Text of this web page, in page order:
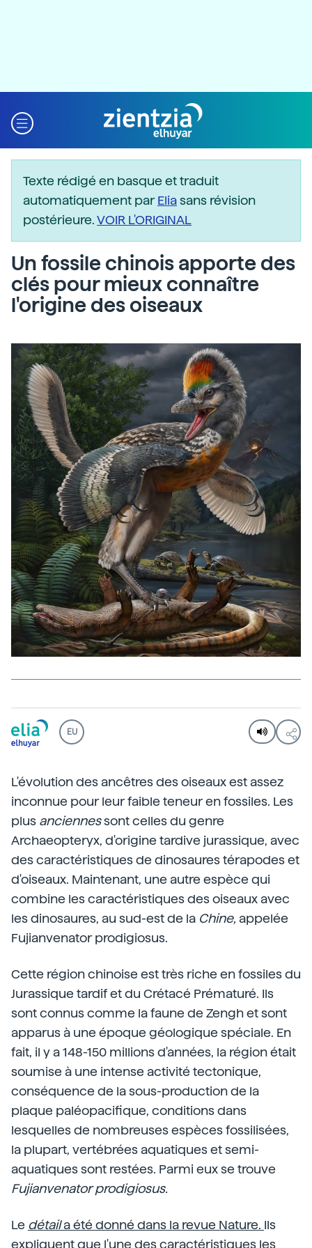
Texte rédigé en basque et traduit
automatiquement parEliasans révision
postérieure.VOIR L'ORIGINAL
Un fossile chinois apporte des
clés pour mieux connaître
l'origine des oiseaux
EU
L'évolution des ancêtres des oiseaux est assez
inconnue pour leur faible teneur en fossiles. Les
plus anciennessont celles du genre
Archaeopteryx, d'origine tardive jurassique, avec
des caractéristiques de dinosaures térapodes et
d'oiseaux. Maintenant, une autre espèce qui
combine les caractéristiques des oiseaux avec
les dinosaures, au sud-est de la Chine, appelée
Fujianvenator prodigiosus.
Cette région chinoise est très riche en fossiles du
Jurassique tardif et du Crétacé Prématuré. Ils
sont connus comme la faune de Zengh et sont
apparus à une époque géologique spéciale. En
fait, il y a 148-150 millions d'années, la région était
soumise à une intense activité tectonique,
conséquence de la sous-production de la
plaque paléopacifique, conditions dans
lesquelles de nombreuses espèces fossilisées,
la plupart, vertébrées aquatiques et semi-
aquatiques sont restées. Parmi eux se trouve
Fujianvenator prodigiosus.
Le détaila été donné dans la revue Nature. Ils
expliquent que l'une des caractéristiques les